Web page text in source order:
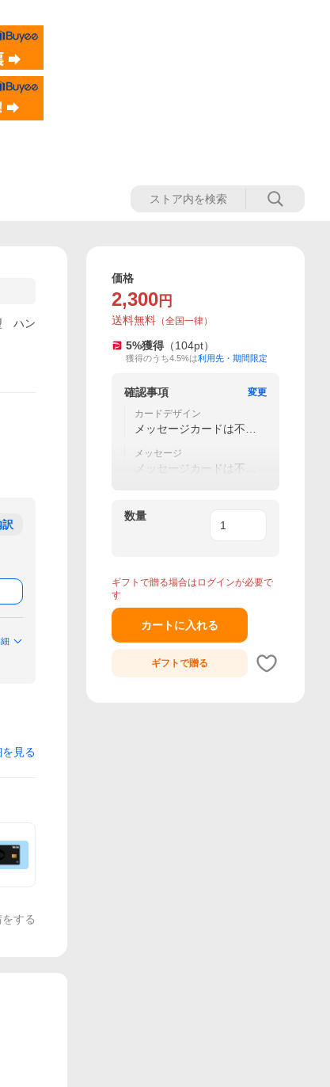
ハン
訳
見る
する
価格
2,300 円
送料無料 （全国一律）
5%獲得 （104pt）
獲得のうち4.5%は利用先・期間限定
確認事項
変更
カードデザイン
メッセージカードは不要
メッセージ
メッセージカードは不要
数量
ギフトで贈る場合はログインが必要で
す
カートに入れる
ギフトで贈る